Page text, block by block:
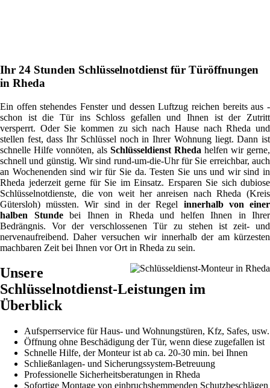
Ihr 24 Stunden Schlüsselnotdienst für Türöffnungen
in Rheda
Ein offen stehendes Fenster und dessen Luftzug reichen bereits aus -
schon ist die Tür ins Schloss gefallen und Ihnen ist der Zutritt
versperrt. Oder Sie kommen zu sich nach Hause nach Rheda und
stellen fest, dass Ihr Schlüssel noch in Ihrer Wohnung liegt. Dann ist
schnelle Hilfe vonnöten, als Schlüsseldienst Rheda helfen wir gerne,
schnell und günstig. Wir sind rund-um-die-Uhr für Sie erreichbar, auch
an Wochenenden sind wir für Sie da. Testen Sie uns und wir sind in
Rheda jederzeit gerne für Sie im Einsatz. Ersparen Sie sich dubiose
Schlüsselnotdienste, die von weit her anreisen nach Rheda (Kreis
Gütersloh) müssten. Wir sind in der Regel innerhalb von einer
halben Stundebei Ihnen in Rheda und helfen Ihnen in Ihrer
Bedrängnis. Vor der verschlossenen Tür zu stehen ist zeit- und
nervenaufreibend. Daher versuchen wir innerhalb der am kürzesten
machbaren Zeit bei Ihnen vor Ort in Rheda zu sein.
Unsere
Schlüsselnotdienst-Leistungen im
Überblick
Aufsperrservice für Haus- und Wohnungstüren, Kfz, Safes, usw.
Öffnung ohne Beschädigung der Tür, wenn diese zugefallen ist
Schnelle Hilfe, der Monteur ist ab ca. 20-30 min. bei Ihnen
Schließanlagen- und Sicherungssystem-Betreuung
Professionelle Sicherheitsberatungen in Rheda
Sofortige Montage von einbruchshemmenden Schutzbeschlägen